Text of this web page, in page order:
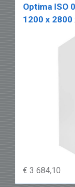
Optima ISO
1200 x 2800
€ 3 684,10